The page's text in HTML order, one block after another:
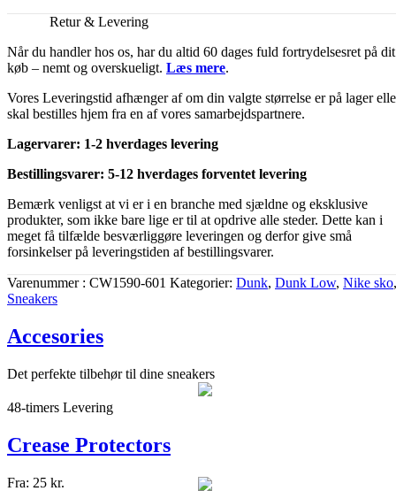
Retur & Levering
Når du handler hos os, har du altid 60 dages fuld fortrydelsesret på dit
køb – nemt og overskueligt. Læs mere.
Vores Leveringstid afhænger af om din valgte størrelse er på lager
skal bestilles hjem fra en af vores samarbejdspartnere.
Lagervarer: 1-2 hverdages levering
Bestillingsvarer: 5-12 hverdages forventet levering
Bemærk venligst at vi er i en branche med sjældne og eksklusive
produkter, som ikke bare lige er til at opdrive alle steder. Dette kan i
meget få tilfælde besværliggøre leveringen og derfor give små
forsinkelser på leveringstiden af bestillingsvarer.
Varenummer CW1590-601 Kategorier Dunk, Dunk Low, Nike sko,
Sneakers
Accesories
Det perfekte tilbehør til dine sneakers
48-timers Levering
Crease Protectors
Fra: 25 kr.